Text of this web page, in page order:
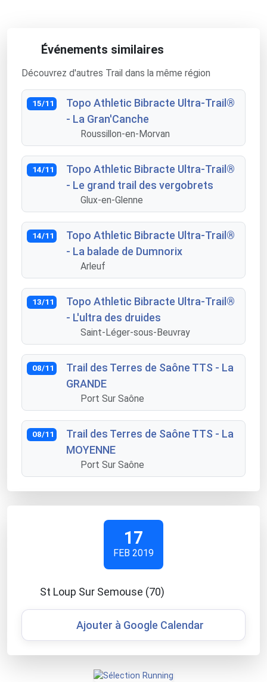
Événements similaires
Découvrez d'autres Trail dans la même région
15/11
Topo Athletic Bibracte Ultra-Trail®
- La Gran'Canche
Roussillon-en-Morvan
14/11
Topo Athletic Bibracte Ultra-Trail®
- Le grand trail des vergobrets
Glux-en-Glenne
14/11
Topo Athletic Bibracte Ultra-Trail®
- La balade de Dumnorix
Arleuf
13/11
Topo Athletic Bibracte Ultra-Trail®
- L'ultra des druides
Saint-Léger-sous-Beuvray
08/11
Trail des Terres de Saône TTS - La
GRANDE
Port Sur Saône
08/11
Trail des Terres de Saône TTS - La
MOYENNE
Port Sur Saône
17
FEB 2019
St Loup Sur Semouse (70)
Ajouter à Google Calendar